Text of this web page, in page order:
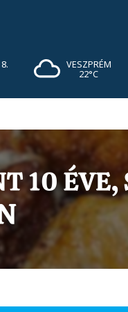
VESZPRÉM
22°C